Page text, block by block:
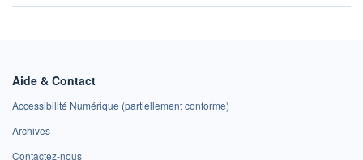
Aide & Contact
Accessibilité Numérique (partiellement conforme)
Archives
Contactez-nous